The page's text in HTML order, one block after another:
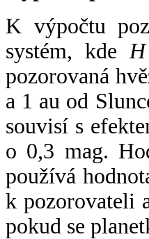
K výpočtu
systém, kde H
pozorovaná
a 1 au od
souvisí s
o 0,3 mag.
používá
k pozorovateli
pokud se